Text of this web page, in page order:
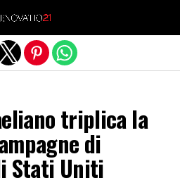
triplica la
di
Stati Uniti
version